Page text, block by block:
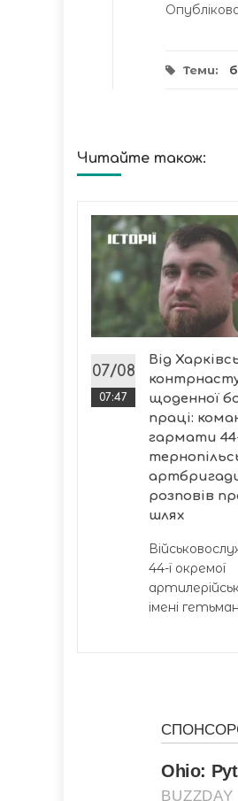
Теми:
Читайте також:
07/08
07:47
Від
щоденної
праці:
гармати
розповів
шлях
44-ї окремої
імені